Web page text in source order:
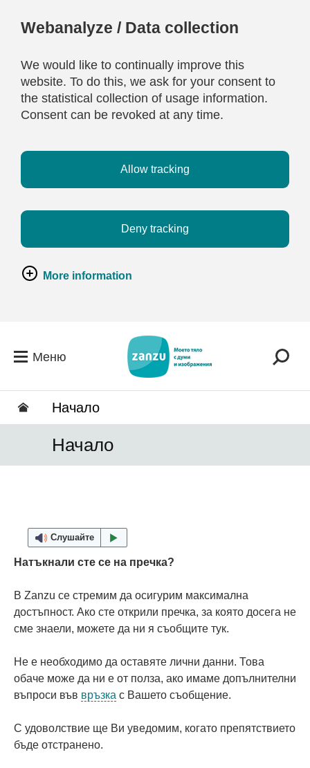
Webanalyze / Data collection
We would like to continually improve this
website. To do this, we ask for your consent to
the statistical collection of usage information.
Consent can be revoked at any time.
Allow tracking
Deny tracking
More information
Меню
Hачало
Hачало
Слушайте
Натъкнали сте се на пречка?
В Zanzu се стремим да осигурим максимална
достъпност. Ако сте открили пречка, за която досега не
сме знаели, можете да ни я съобщите тук.
Не е необходимо да оставяте лични данни. Това
обаче може да ни е от полза, ако имаме допълнителни
въпроси във връзка с Вашето съобщение.
С удоволствие ще Ви уведомим, когато препятствието
бъде отстранено.